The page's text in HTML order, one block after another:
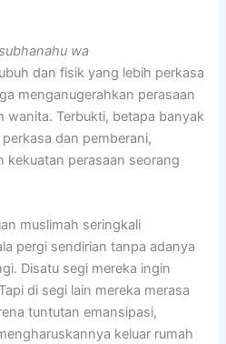
wa
dan fisik yang lebih perkasa
menganugerahkan perasaan
wanita. Terbukti, betapa banyak
dan pemberani,
kekuatan perasaan seorang
muslimah seringkali
pergi sendirian tanpa adanya
Disatu segi mereka ingin
di segi lain mereka merasa
tuntutan emansipasi,
keluar rumah